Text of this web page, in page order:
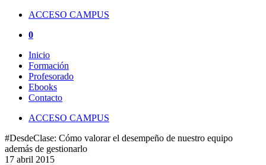
ACCESO CAMPUS
0
Inicio
Formación
Profesorado
Ebooks
Contacto
ACCESO CAMPUS
#DesdeClase: Cómo valorar el desempeño de nuestro equipo
además de gestionarlo
17 abril 2015